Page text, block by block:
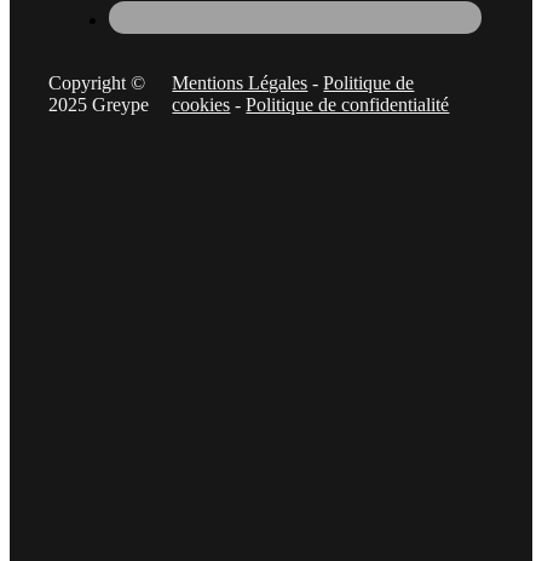
Copyright ©
2025 Greype
Mentions Légales -Politique de
cookies -Politique de confidentialité